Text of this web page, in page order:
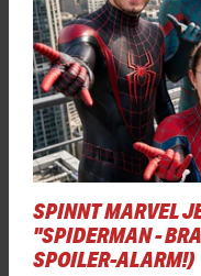
SPINNT MARVEL
"SPIDERMAN -
SPOILER-ALARM!)